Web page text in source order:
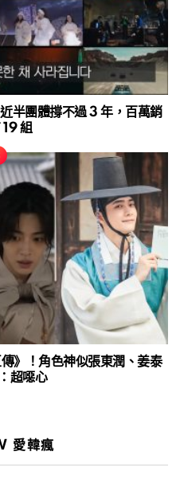
半團體撐不過 3 年，百萬銷
19 組
》！角色神似張東潤、姜泰
超噁心
愛韓瘋